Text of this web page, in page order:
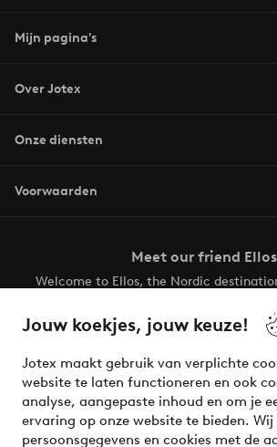
Jouw koekjes, jouw keuze!
Jotex maakt gebruik van verplichte
website te laten functioneren en ook
analyse, aangepaste inhoud en om je
ervaring op onze website te bieden. Wij
persoonsgegevens en cookies met de
Mijn pagina's
Over Jotex
Onze diensten
Voorwaarden
Meet our friend Ellos
Welcome to Ellos, the Nordic
your wardrobe. Your next inspiring